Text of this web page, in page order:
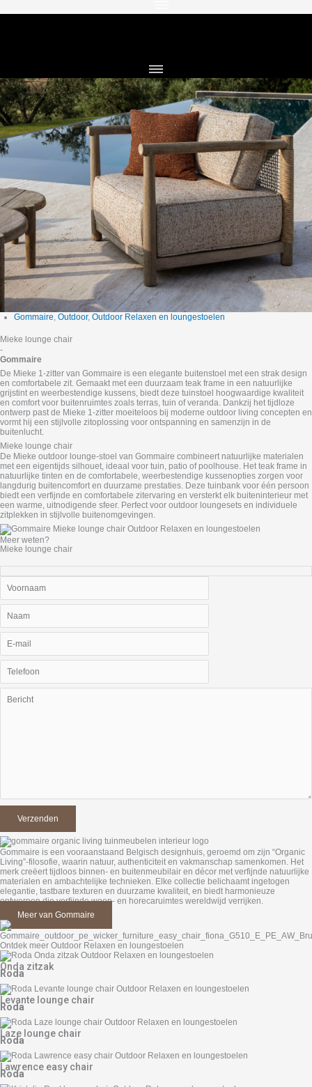
Gommaire, Outdoor, Outdoor Relaxen en loungestoelen
Mieke lounge chair
-
Gommaire
De Mieke 1‑zitter van Gommaire is een elegante buitenstoel met een strak design
en comfortabele zit. Gemaakt met een duurzaam teak frame in een natuurlijke
grijstint en weerbestendige kussens, biedt deze tuinstoel hoogwaardige kwaliteit
en comfort voor buitenruimtes zoals terras, tuin of veranda. Dankzij het tijdloze
ontwerp past de Mieke 1‑zitter moeiteloos bij moderne outdoor living concepten en
vormt hij een stijlvolle zitoplossing voor ontspanning en samenzijn in de
buitenlucht.
Mieke lounge chair
De Mieke outdoor lounge‑stoel van Gommaire combineert natuurlijke materialen
met een eigentijds silhouet, ideaal voor tuin, patio of poolhouse. Het teak frame in
natuurlijke tinten en de comfortabele, weerbestendige kussenopties zorgen voor
langdurig buitencomfort en duurzame prestaties. Deze tuinbank voor één persoon
biedt een verfijnde en comfortabele zitervaring en versterkt elk buiteninterieur met
een warme, uitnodigende sfeer. Perfect voor outdoor loungesets en individuele
zitplekken in stijlvolle buitenomgevingen.
Meer weten?
Mieke lounge chair
Gommaire is een vooraanstaand Belgisch designhuis, geroemd om zijn “Organic
Living”-filosofie, waarin natuur, authenticiteit en vakmanschap samenkomen. Het
merk creëert tijdloos binnen- en buitenmeubilair en décor met verfijnde natuurlijke
materialen en ambachtelijke technieken. Elke collectie belichaamt ingetogen
elegantie, tastbare texturen en duurzame kwaliteit, en biedt harmonieuze
ontwerpen die verfijnde woon- en horecaruimtes wereldwijd verrijken.
Meer van Gommaire
Ontdek meer Outdoor Relaxen en loungestoelen
Onda zitzak
Roda
Levante lounge chair
Roda
Laze lounge chair
Roda
Lawrence easy chair
Roda